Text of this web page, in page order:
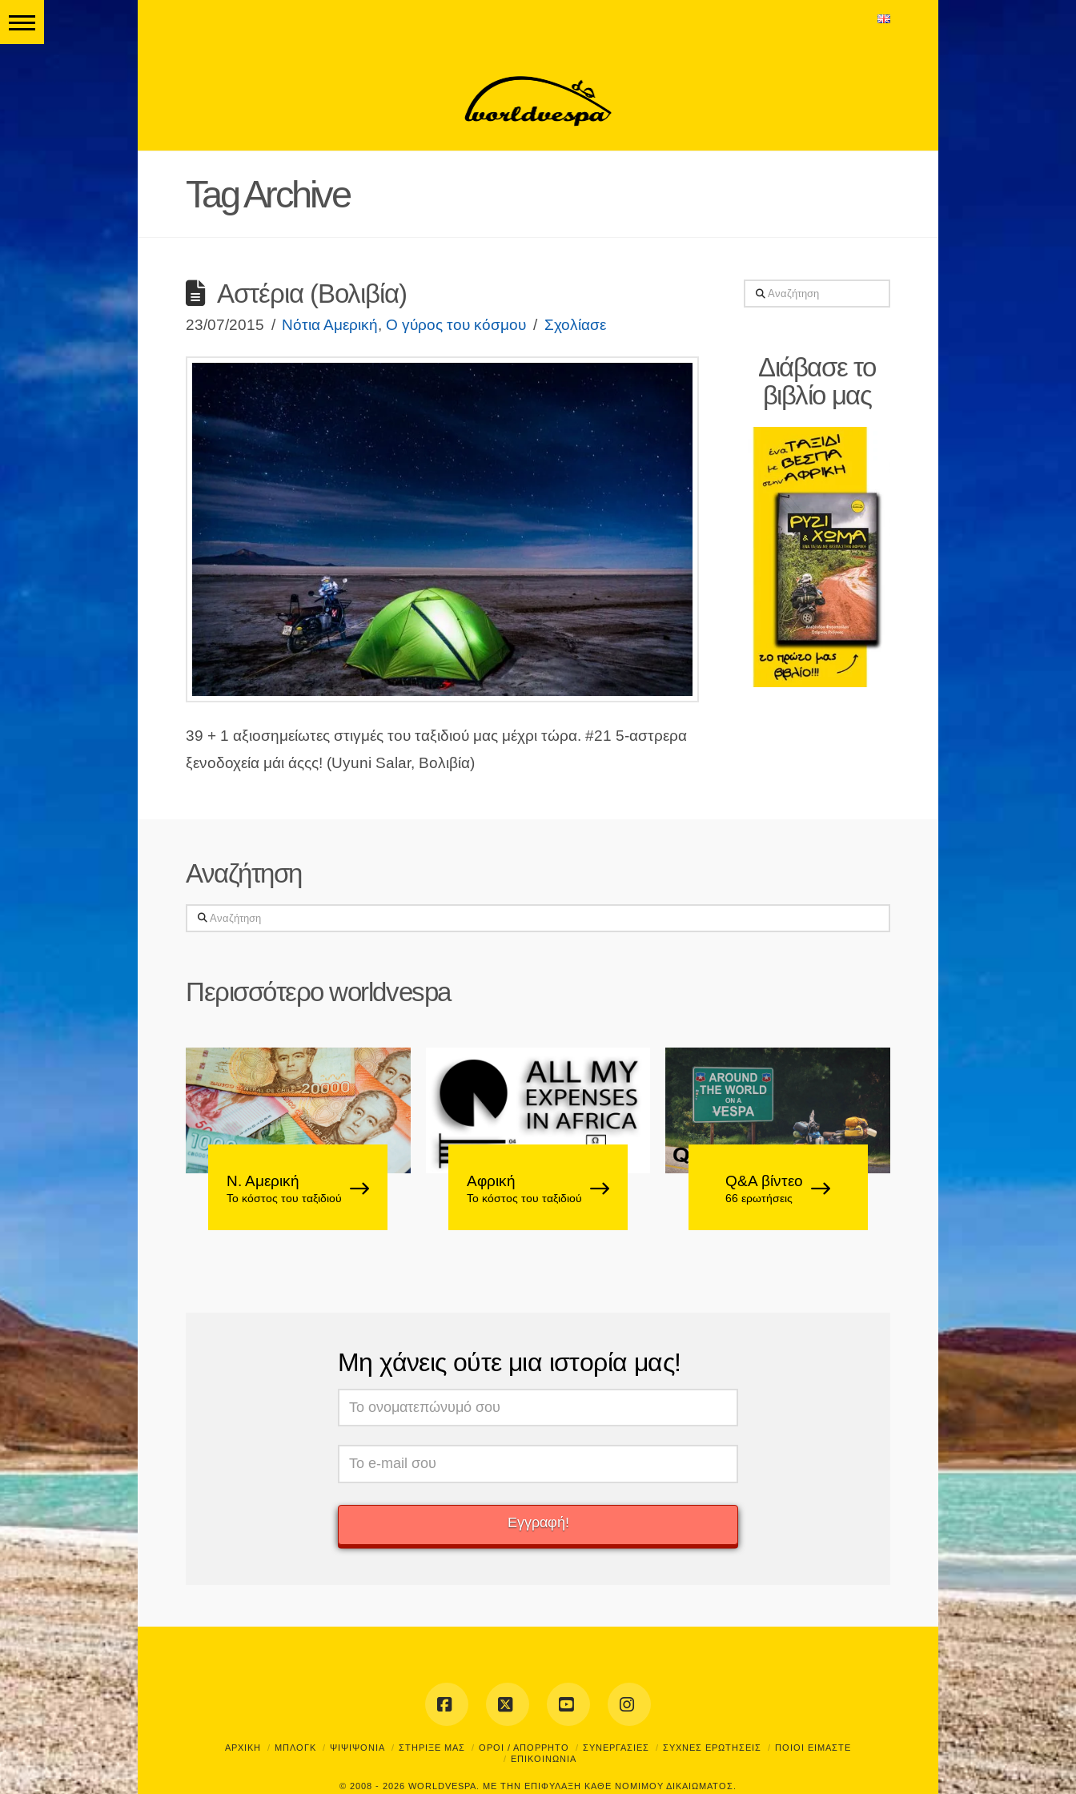
Tag Archive
Αστέρια (Βολιβία)
23/07/2015 Νότια Αμερική, Ο γύρος του κόσμου Σχολίασε
39 + 1 αξιοσημείωτες στιγμές του ταξιδιού μας μέχρι τώρα. #21 5-αστρερα
ξενοδοχεία μάι άςςς! (Uyuni Salar, Βολιβία)
Αναζήτηση
Διάβασε το
βιβλίο μας
Αναζήτηση
Αναζήτηση
Περισσότερο worldvespa
Ν. Αμερική
Το κόστος του ταξιδιού
Αφρική
Το κόστος του ταξιδιού
Q&A βίντεο
66 ερωτήσεις
Μη χάνεις ούτε μια ιστορία μας!
Facebook
X YouTubeInstagram
ΑΡΧΙΚΗ ΜΠΛΟΓΚ ΨΙΨΙΨΟΝΙΑ ΣΤΗΡΙΞΕ ΜΑΣ ΟΡΟΙ / ΑΠΟΡΡΗΤΟ ΣΥΝΕΡΓΑΣΙΕΣ ΣΥΧΝΕΣ ΕΡΩΤΗΣΕΙΣ
ΠΟΙΟΙ ΕΙΜΑΣΤΕ
ΕΠΙΚΟΙΝΩΝΙΑ
© 2008 - 2026 WORLDVESPA. ΜΕ ΤΗΝ ΕΠΙΦΥΛΑΞΗ ΚΑΘΕ ΝΟΜΙΜΟΥ ΔΙΚΑΙΩΜΑΤΟΣ.